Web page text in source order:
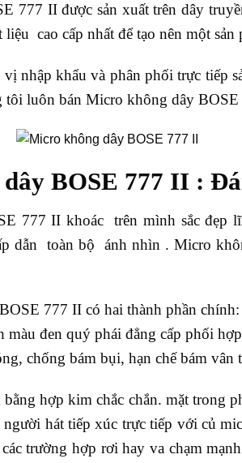
777 II được sản xuất trên dây
cao cấp nhất để tạo nên một sản
vị nhập khẩu và phân phối trực tiếp
tôi luôn bán Micro không dây
BOSE 777 II :
777 II khoác trên mình sắc đẹp
dẫn toàn bộ ánh nhìn . Micro
777 II có hai thành phần
đen quý phái đẳng cấp phối
chống bám bụi, hạn chế bám
hợp kim chắc chắn. mặt trong
hát tiếp xúc trực tiếp với củ
trường hợp rơi hay va chạm